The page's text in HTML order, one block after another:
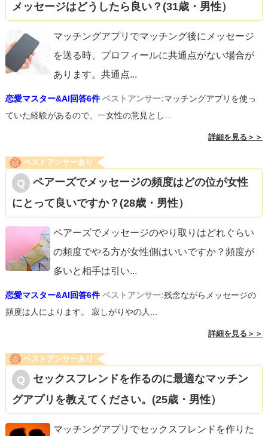
メッセージはどうしたら良い？(31歳・男性）
マッチングアプリでマッチング後にメッセージ
を送る時、プロフィールに共通点がない場合が
あります。共通点...
恋愛マスター&AI回答6件 ベストアンサー:マッチングアプリを使っ
ていた経験があるので、一女性の意見とし...
詳細を見る＞＞
ベストアンサーあり
ペアーズでメッセージの頻度はどの位が女性
にとって良いですか？(28歳・男性）
ペアーズでメッセージのやり取りはどれぐらい
の頻度でやる方が女性側はいいですか？頻度が
多いと相手は引い...
恋愛マスター&AI回答6件 ベストアンサー:残念ながらメッセージの
頻度は人によります。 寂しがりやの人...
詳細を見る＞＞
ベストアンサーあり
セックスフレンドを作るのに最適なマッチン
グアプリを教えてください。(25歳・男性）
マッチングアプリでセックスフレンドを作りた